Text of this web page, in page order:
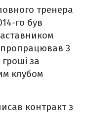
тренера
го був
пропрацював 3
за
клубом
контракт з